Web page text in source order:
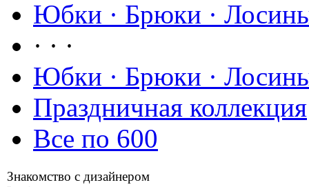
Юбки · Брюки ·
· · ·
Юбки · Брюки ·
Праздничная коллекция
Все по 600
Знакомство с дизайнером